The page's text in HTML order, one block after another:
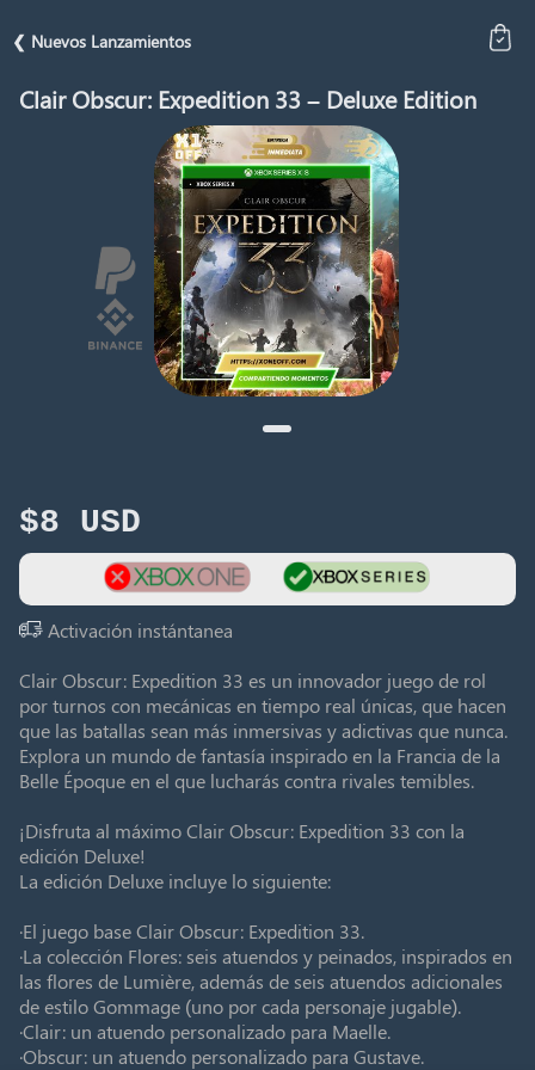
❮ Nuevos Lanzamientos
Clair Obscur: Expedition 33 – Deluxe Edition
$8 USD
Activación instántanea
Clair Obscur: Expedition 33 es un innovador juego de rol
por turnos con mecánicas en tiempo real únicas, que hacen
que las batallas sean más inmersivas y adictivas que nunca.
Explora un mundo de fantasía inspirado en la Francia de la
Belle Époque en el que lucharás contra rivales temibles.
¡Disfruta al máximo Clair Obscur: Expedition 33 con la
edición Deluxe!
La edición Deluxe incluye lo siguiente:
·El juego base Clair Obscur: Expedition 33.
·La colección Flores: seis atuendos y peinados, inspirados en
las flores de Lumière, además de seis atuendos adicionales
de estilo Gommage (uno por cada personaje jugable).
·Clair: un atuendo personalizado para Maelle.
·Obscur: un atuendo personalizado para Gustave.